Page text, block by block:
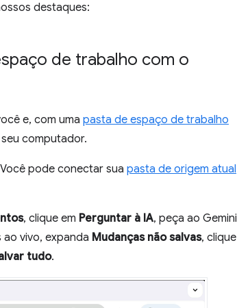
destaques:
de trabalho com o
e, com uma pasta de espaço de trabalho
computador.
pode conectar sua pasta de origem atual
, clique em Perguntar à IA, peça ao Gemini
vivo, expanda Mudanças não salvas, clique
tudo.